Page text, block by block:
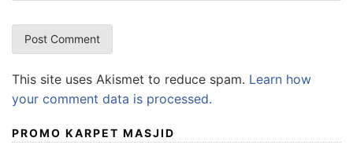
This site uses Akismet to reduce spam. Learn how
your comment data is processed.
PROMO KARPET MASJID